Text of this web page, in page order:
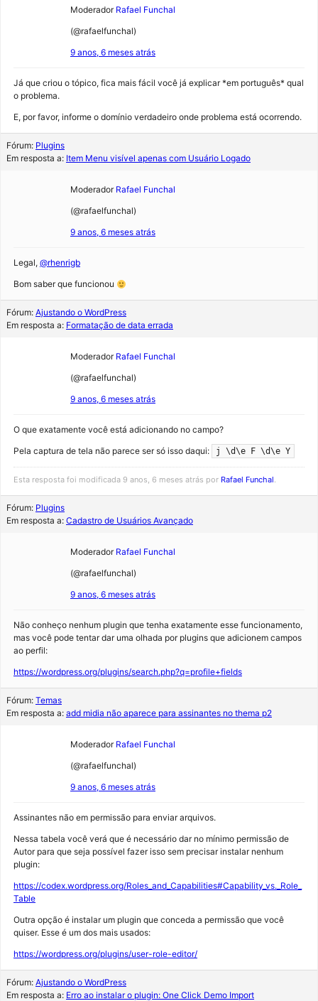
Moderador Rafael Funchal
(@rafaelfunchal)
9 anos, 6 meses atrás
Já que criou o tópico, fica mais fácil você já explicar *em português* qual
o problema.
E, por favor, informe o domínio verdadeiro onde problema está ocorrendo.
Fórum: Plugins
Em resposta a: Item Menu visível apenas com Usuário Logado
Moderador Rafael Funchal
(@rafaelfunchal)
9 anos, 6 meses atrás
Legal, @rhenrigb
Bom saber que funcionou
Fórum: Ajustando o WordPress
Em resposta a: Formatação de data errada
Moderador Rafael Funchal
(@rafaelfunchal)
9 anos, 6 meses atrás
O que exatamente você está adicionando no campo?
Pela captura de tela não parece ser só isso daqui:
j \d\e F \d\e Y
Esta resposta foi modificada 9 anos, 6 meses atrás por Rafael Funchal
Fórum: Plugins
Em resposta a: Cadastro de Usuários Avançado
Moderador Rafael Funchal
(@rafaelfunchal)
9 anos, 6 meses atrás
Não conheço nenhum plugin que tenha exatamente esse funcionamento,
mas você pode tentar dar uma olhada por plugins que adicionem campos
ao perfil:
https://wordpress.org/plugins/search.php?q=profile+fields
Fórum: Temas
Em resposta a: add midia não aparece para assinantes no thema p2
Moderador Rafael Funchal
(@rafaelfunchal)
9 anos, 6 meses atrás
Assinantes não em permissão para enviar arquivos.
Nessa tabela você verá que é necessário dar no mínimo permissão de
Autor para que seja possível fazer isso sem precisar instalar nenhum
plugin:
https://codex.wordpress.org/Roles_and_Capabilities#Capability_vs._Role_
Table
Outra opção é instalar um plugin que conceda a permissão que você
quiser. Esse é um dos mais usados:
https://wordpress.org/plugins/user-role-editor/
Fórum: Ajustando o WordPress
Em resposta a: Erro ao instalar o plugin: One Click Demo Import